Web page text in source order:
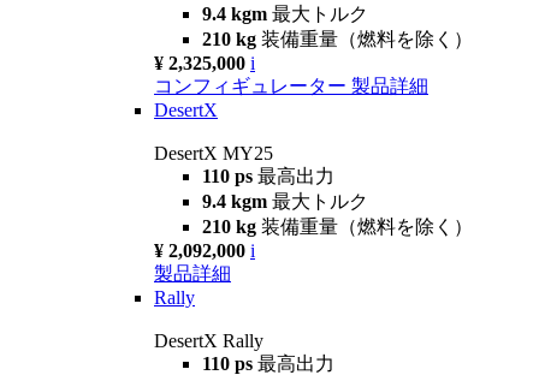
9.4 kgm 最大トルク
210 kg 装備重量（燃料を除く）
¥ 2,325,000 i
コンフィギュレーター 製品詳細
DesertX
DesertX MY25
110 ps 最高出力
9.4 kgm 最大トルク
210 kg 装備重量（燃料を除く）
¥ 2,092,000 i
製品詳細
Rally
DesertX Rally
110 ps 最高出力